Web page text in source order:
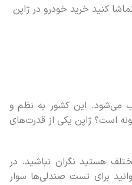
کنید خرید خودرو در ژاپن
می‌شود. این کشور به نظم و
است؟ ژاپن یکی از قدرت‌های
هستید نگران نباشید. در
برای تست صندلی‌ها سوار